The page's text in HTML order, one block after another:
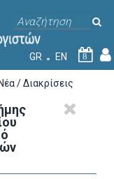
GR EN 8
Νέα / Διακρίσεις